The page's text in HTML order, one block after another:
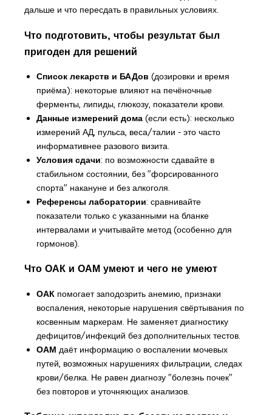
дальше и что пересдать в правильных условиях.
Что подготовить, чтобы результат был
пригоден для решений
Список лекарств и БАДов (дозировки и время
приёма): некоторые влияют на печёночные
ферменты, липиды, глюкозу, показатели крови.
Данные измерений дома(если есть): несколько
измерений АД, пульса, веса/талии - это часто
информативнее разового визита.
Условия сдачи: по возможности сдавайте в
стабильном состоянии, без "форсированного
спорта" накануне и без алкоголя.
Референсы лаборатории: сравнивайте
показатели только с указанными на бланке
интервалами и учитывайте метод (особенно для
гормонов).
Что ОАК и ОАМ умеют и чего не умеют
ОАКпомогает заподозрить анемию, признаки
воспаления, некоторые нарушения свёртывания по
косвенным маркерам. Не заменяет диагностику
дефицитов/инфекций без дополнительных тестов.
ОАМ даёт информацию о воспалении мочевых
путей, возможных нарушениях фильтрации, следах
крови/белка. Не равен диагнозу "болезнь почек"
без повторов и уточняющих анализов.